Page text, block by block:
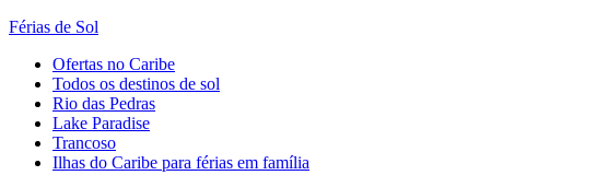
Férias de Sol
Ofertas no Caribe
Todos os destinos de sol
Rio das Pedras
Lake Paradise
Trancoso
Ilhas do Caribe para férias em família